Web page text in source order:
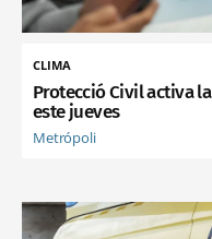
CLIMA
Protecció Civil activa
este jueves
Metrópoli